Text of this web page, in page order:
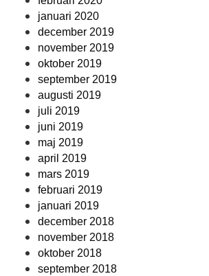
januari 2020
december 2019
november 2019
oktober 2019
september 2019
augusti 2019
juli 2019
juni 2019
maj 2019
april 2019
mars 2019
februari 2019
januari 2019
december 2018
november 2018
oktober 2018
september 2018